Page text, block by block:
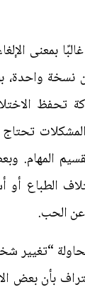
بمعنى
واحدة،
تحفظ
تحتاج
المهام.
الطباع أو
عن الحب.
“تغيير
بأن بعض